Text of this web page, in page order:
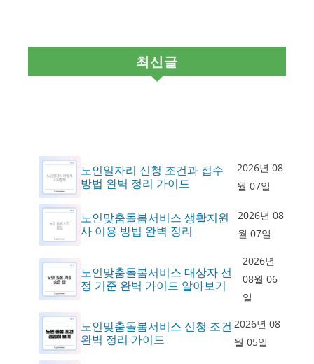
최신글
노인일자리 신청 조건과 접수
방법 완벽 정리 가이드
2026년 08
월 07일
노인맞춤돌봄서비스 생활지원
사 이용 방법 완벽 정리
2026년 08
월 07일
노인맞춤돌봄서비스 대상자 선
정 기준 완벽 가이드 알아보기
2026년
08월 06
일
노인맞춤돌봄서비스 신청 조건
완벽 정리 가이드
2026년 08
월 05일